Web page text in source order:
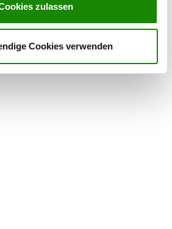
zulassen
Cookies verwenden
14:00 h - 18:00 h